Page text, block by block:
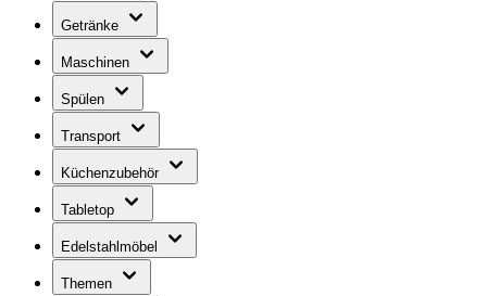
Getränke
Maschinen
Spülen
Transport
Küchenzubehör
Tabletop
Edelstahlmöbel
Themen